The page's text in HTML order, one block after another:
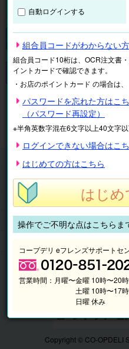
申し訳ございません。 現在、該
マイページ 注文履歴
抽選結果
請求内容
チケット
くらしのサービス
このサイトの使い方
マイページ
Copyright © CO-OPDELI
自動ログインする
組合員コードがわからない
組合員コード10桁は、OCR注文書
イントカードで確認できます。
・お店のポイントカード の場合は
パスワードを忘れた方はこ
（パスワード再設定）
※半角英数字混在6文字以上40文字
ログインできない場合はこ
はじめての方はこちら
はじ
操作でご不明な点はこちらま
コープデリ eフレンズサポートセ
営業時間： 月曜〜金曜 10時〜20時
土曜 10時〜17時
日曜 休み